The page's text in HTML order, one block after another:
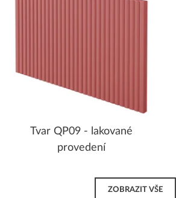
Tvar QP09 - lakované
provedení
ZOBRAZIT VŠE